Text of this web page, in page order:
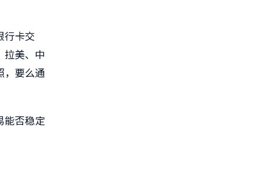
行卡交
拉美、中
，要么通
能否稳定